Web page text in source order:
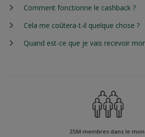
Comment fonctionne le cashback ?
Cela me coûtera-t-il quelque chose ?
Quand est-ce que je vais recevoir
25M membres dans le